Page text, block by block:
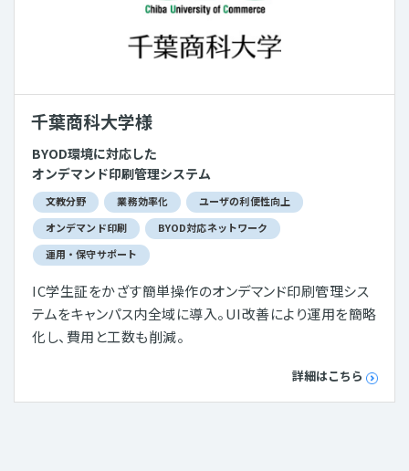
千葉商科大学様
BYOD環境に対応した
オンデマンド印刷管理システム
文教分野 業務効率化
ユーザの利便性向上
オンデマンド印刷
BYOD対応ネットワーク
運用・保守サポート
IC学生証をかざす簡単操作のオンデマンド印刷管理シス
テムをキャンパス内全域に導入。UI改善により運用を簡略
化し、費用と工数も削減。
詳細はこちら